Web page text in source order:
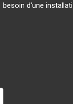
besoin d'une